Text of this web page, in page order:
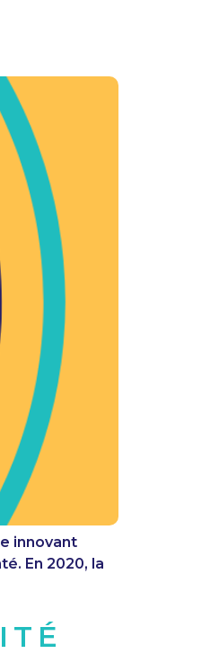
innovant
En 2020, la